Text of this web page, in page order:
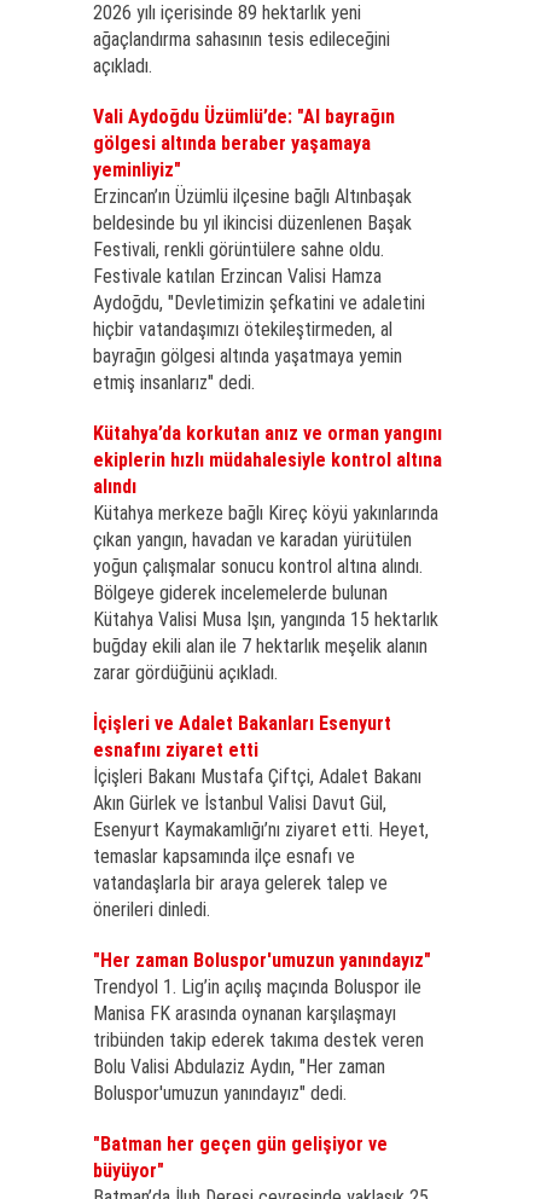
2026 yılı içerisinde 89 hektarlık yeni
ağaçlandırma sahasının tesis edileceğini
açıkladı.
Vali Aydoğdu Üzümlü’de: "Al bayrağın
gölgesi altında beraber yaşamaya
yeminliyiz"
Erzincan’ın Üzümlü ilçesine bağlı Altınbaşak
beldesinde bu yıl ikincisi düzenlenen Başak
Festivali, renkli görüntülere sahne oldu.
Festivale katılan Erzincan Valisi Hamza
Aydoğdu, "Devletimizin şefkatini ve adaletini
hiçbir vatandaşımızı ötekileştirmeden, al
bayrağın gölgesi altında yaşatmaya yemin
etmiş insanlarız" dedi.
Kütahya’da korkutan anız ve orman yangını
ekiplerin hızlı müdahalesiyle kontrol altına
alındı
Kütahya merkeze bağlı Kireç köyü yakınlarında
çıkan yangın, havadan ve karadan yürütülen
yoğun çalışmalar sonucu kontrol altına alındı.
Bölgeye giderek incelemelerde bulunan
Kütahya Valisi Musa Işın, yangında 15 hektarlık
buğday ekili alan ile 7 hektarlık meşelik alanın
zarar gördüğünü açıkladı.
İçişleri ve Adalet Bakanları Esenyurt
esnafını ziyaret etti
İçişleri Bakanı Mustafa Çiftçi, Adalet Bakanı
Akın Gürlek ve İstanbul Valisi Davut Gül,
Esenyurt Kaymakamlığı’nı ziyaret etti. Heyet,
temaslar kapsamında ilçe esnafı ve
vatandaşlarla bir araya gelerek talep ve
önerileri dinledi.
"Her zaman Boluspor'umuzun yanındayız"
Trendyol 1. Lig’in açılış maçında Boluspor ile
Manisa FK arasında oynanan karşılaşmayı
tribünden takip ederek takıma destek veren
Bolu Valisi Abdulaziz Aydın, "Her zaman
Boluspor'umuzun yanındayız" dedi.
"Batman her geçen gün gelişiyor ve
büyüyor"